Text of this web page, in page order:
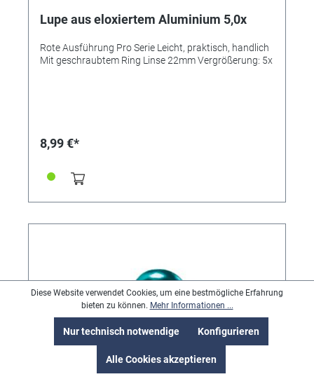
Lupe aus eloxiertem Aluminium 5,0x
Rote Ausführung Pro Serie Leicht, praktisch, handlich
Mit geschraubtem Ring Linse 22mm Vergrößerung: 5x
8,99 €*
Diese Website verwendet Cookies, um eine bestmögliche Erfahrung
bieten zu können. Mehr Informationen ...
Nur technisch notwendige Konfigurieren
Alle Cookies akzeptieren